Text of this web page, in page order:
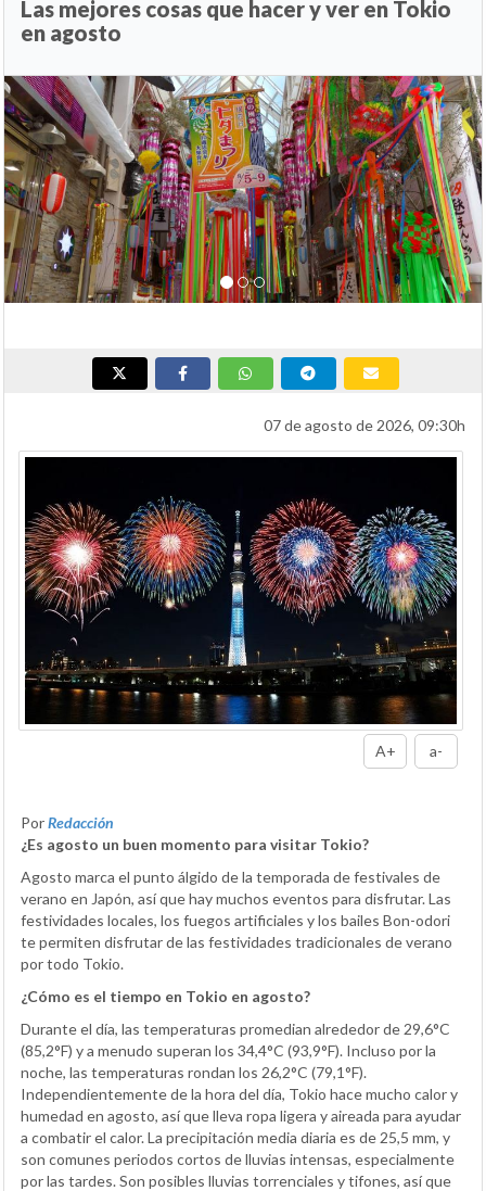
Las mejores cosas que hacer y ver en Tokio
en agosto
Anterior
07 de agosto de 2026, 09:30h
A+ a-
PorRedacción
¿Es agosto un buen momento para visitar Tokio?
Agosto marca el punto álgido de la temporada de festivales de
verano en Japón, así que hay muchos eventos para disfrutar. Las
festividades locales, los fuegos artificiales y los bailes Bon-odori
te permiten disfrutar de las festividades tradicionales de verano
por todo Tokio.
¿Cómo es el tiempo en Tokio en agosto?
Durante el día, las temperaturas promedian alrededor de 29,6°C
(85,2°F) y a menudo superan los 34,4°C (93,9°F). Incluso por la
noche, las temperaturas rondan los 26,2°C (79,1°F).
Independientemente de la hora del día, Tokio hace mucho calor y
humedad en agosto, así que lleva ropa ligera y aireada para ayudar
a combatir el calor. La precipitación media diaria es de 25,5 mm, y
son comunes periodos cortos de lluvias intensas, especialmente
por las tardes. Son posibles lluvias torrenciales y tifones, así que